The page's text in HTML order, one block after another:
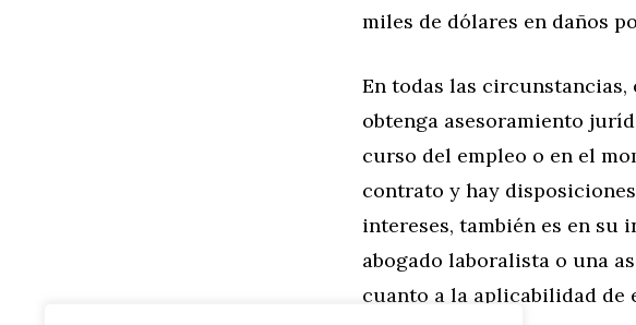
miles de dólares en daños
En todas las
obtenga asesoramiento
curso del empleo o en el
contrato y hay
intereses, también es en su
abogado laboralista o una
cuanto a la aplicabilidad de